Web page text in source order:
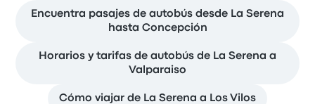
Encuentra pasajes de autobús desde La Serena
hasta Concepción
Horarios y tarifas de autobús de La Serena a
Valparaiso
Cómo viajar de La Serena a Los Vilos